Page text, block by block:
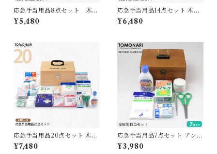
応急手当用品8点セット 木製
救急箱 【送料無料】
¥5,480
応急手当用品14点セット 木製
救急箱 【送料無料】
¥6,480
応急手当用品20点セット 木製
救急箱 【送料無料】
¥7,480
応急手当用品7点セット アンテ
ィークケース入り 【送料無
料】
¥3,980